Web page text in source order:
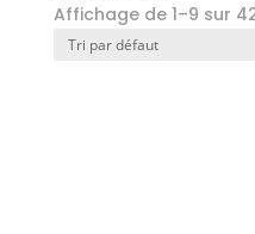
Affichage de 1–9 sur